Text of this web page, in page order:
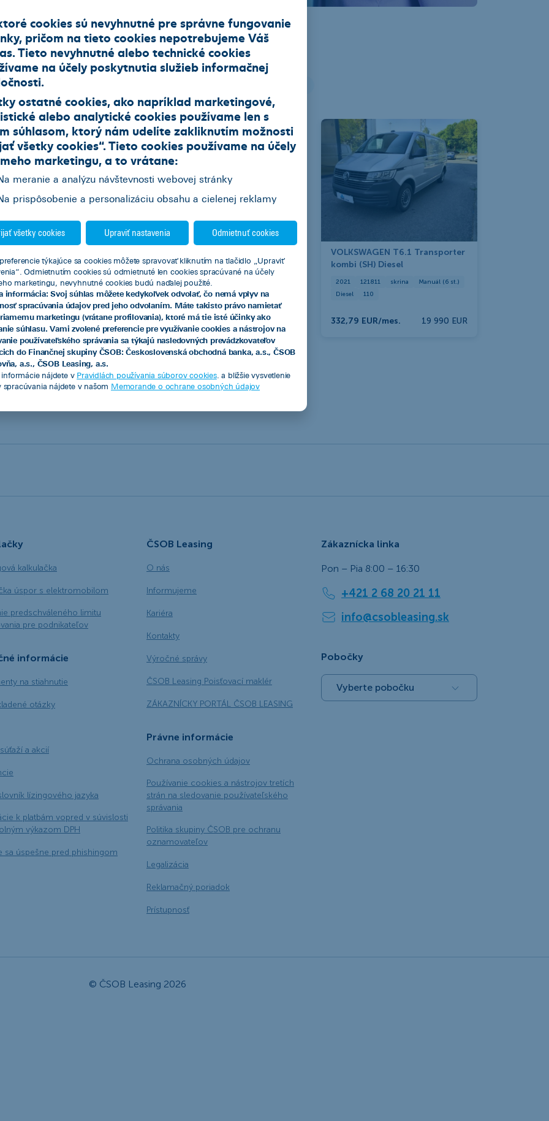
Jazdené vozidlá z repredaja
a úžitkové vozidlá
171985
Hatchback
(6 st.)
Benzín 74
7 790 EUR
2024 17156
Hatchback
Automat (7 st.)
351,90 EUR/mes.
VOLKSWAGEN T6.1 Transporter
kombi (SH) Diesel
2021 121811 skrina
Manuál (6 st.)
Diesel
110
332,79 EUR/mes. 19 990 EUR
Pozrieť všetky
kalkulačka
úspor s elektromobilom
predschváleného limitu
pre podnikateľov
informácie
na stiahnutie
otázky
a akcií
lízingového jazyka
k platbám vopred v súvislosti
výkazom DPH
sa úspešne pred phishingom
ČSOB Leasing
O nás
Informujeme
Kariéra
Kontakty
Výročné správy
ČSOB Leasing Poisťovací maklér
ZÁKAZNÍCKY PORTÁL ČSOB LEASING
Právne informácie
Ochrana osobných údajov
Používanie cookies a nástrojov tretích
strán na sledovanie používateľského
správania
Politika skupiny ČSOB pre ochranu
oznamovateľov
Legalizácia
Reklamačný poriadok
Prístupnosť
Zákaznícka linka
Pon – Pia 8:00 – 16:30
+421 2 68 20 21 11
info@csobleasing.sk
Pobočky
Vyberte pobočku
© ČSOB Leasing 2026
cookies sú nevyhnutné pre správne fungovanie
pričom na tieto cookies nepotrebujeme Váš
Tieto nevyhnutné alebo technické cookies
na účely poskytnutia služieb informačnej
ostatné cookies, ako napríklad marketingové,
alebo analytické cookies používame len s
súhlasom, ktorý nám udelíte zakliknutím možnosti
všetky cookies“. Tieto cookies používame na účely
marketingu, a to vrátane:
meranie a analýzu návštevnosti webovej stránky
prispôsobenie a personalizáciu obsahu a cielenej reklamy
všetky cookies Upraviť nastavenia Odmietnuť cookies
týkajúce sa cookies môžete spravovať kliknutím na tlačidlo „Upraviť
Odmietnutím cookies sú odmietnuté len cookies spracúvané na účely
marketingu, nevyhnutné cookies budú naďalej použité.
informácia: Svoj súhlas môžete kedykoľvek odvolať, čo nemá vplyv na
spracúvania údajov pred jeho odvolaním. Máte takisto právo namietať
marketingu (vrátane profilovania), ktoré má tie isté účinky ako
súhlasu. Vami zvolené preferencie pre využívanie cookies a nástrojov na
používateľského správania sa týkajú nasledovných prevádzkovateľov
do Finančnej skupiny ČSOB: Československá obchodná banka, a.s., ČSOB
a.s., ČSOB Leasing, a.s.
informácie nájdete v Pravidlách používania súborov cookies. a bližšie vysvetlenie
spracúvania nájdete v našom Memorande o ochrane osobných údajov